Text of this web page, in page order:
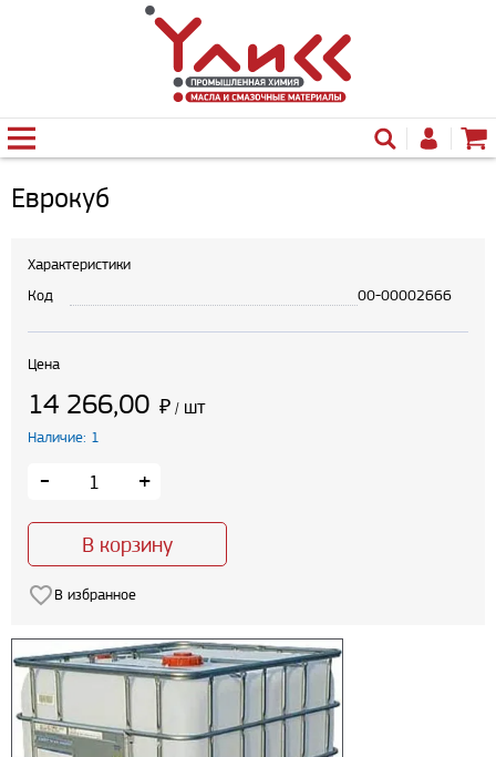
Еврокуб
Характеристики
Код
00-00002666
Цена
14 266,00 ₽ / шт
Наличие: 1
- +
В корзину
В избранное